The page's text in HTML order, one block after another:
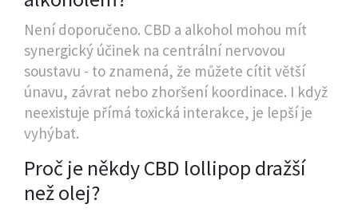
Není doporučeno. CBD a alkohol mohou mít
synergický účinek na centrální nervovou
soustavu - to znamená, že můžete cítit větší
únavu, závrat nebo zhoršení koordinace. I když
neexistuje přímá toxická interakce, je lepší je
vyhýbat.
Proč je někdy CBD lollipop dražší
než olej?